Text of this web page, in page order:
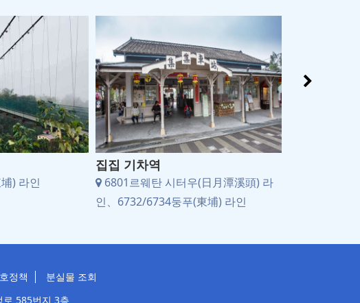
) 라인
집집 기차역
6801르웨탄 시터우(日月潭溪頭) 라
인、6732/6734둥푸(東埔) 라인
정책
분실물 조회
로 585번지 3층